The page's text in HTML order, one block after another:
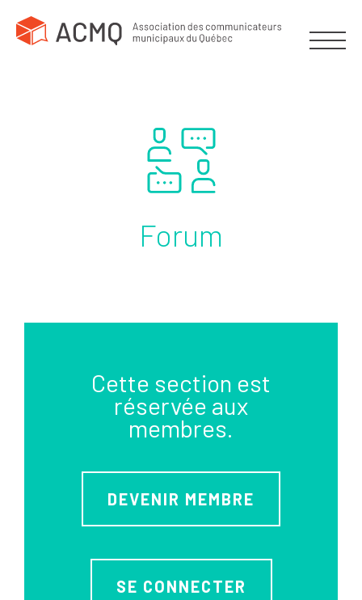
Forum
Cette section est
réservée aux
membres.
DEVENIR MEMBRE
SE CONNECTER